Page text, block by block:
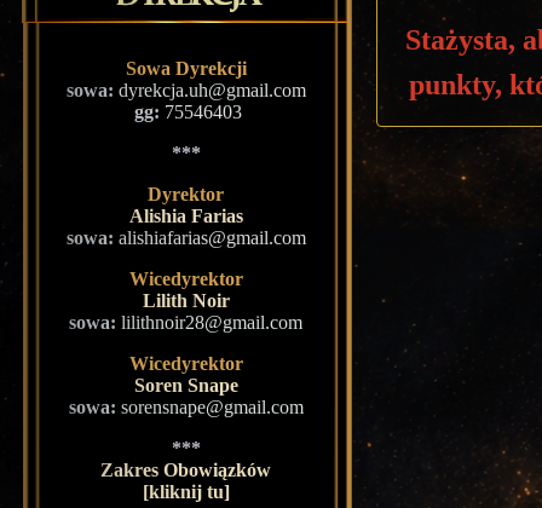
Sowa Dyrekcji
sowa: dyrekcja.uh@gmail.com
gg: 75546403
***
Dyrektor
Alishia Farias
sowa: alishiafarias@gmail.com
Wicedyrektor
Lilith Noir
sowa: lilithnoir28@gmail.com
Wicedyrektor
Soren Snape
sowa: sorensnape@gmail.com
***
Zakres Obowiązków
[kliknij tu]
Stażysta,
punkty,